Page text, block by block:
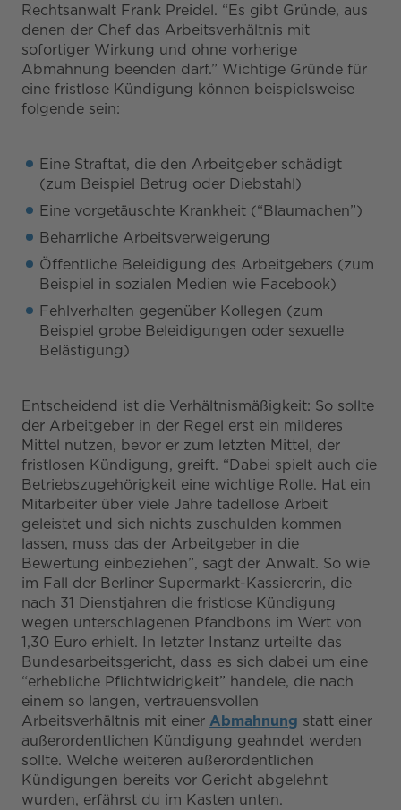
Rechtsanwalt Frank Preidel. “Es gibt Gründe, aus
denen der Chef das Arbeitsverhältnis mit
sofortiger Wirkung und ohne vorherige
Abmahnung beenden darf.” Wichtige Gründe für
eine fristlose Kündigung können beispielsweise
folgende sein:
Eine Straftat, die den Arbeitgeber schädigt
(zum Beispiel Betrug oder Diebstahl)
Eine vorgetäuschte Krankheit (“Blaumachen”)
Beharrliche Arbeitsverweigerung
Öffentliche Beleidigung des Arbeitgebers (zum
Beispiel in sozialen Medien wie Facebook)
Fehlverhalten gegenüber Kollegen (zum
Beispiel grobe Beleidigungen oder sexuelle
Belästigung)
Entscheidend ist die Verhältnismäßigkeit: So sollte
der Arbeitgeber in der Regel erst ein milderes
Mittel nutzen, bevor er zum letzten Mittel, der
fristlosen Kündigung, greift. “Dabei spielt auch die
Betriebszugehörigkeit eine wichtige Rolle. Hat ein
Mitarbeiter über viele Jahre tadellose Arbeit
geleistet und sich nichts zuschulden kommen
lassen, muss das der Arbeitgeber in die
Bewertung einbeziehen”, sagt der Anwalt. So wie
im Fall der Berliner Supermarkt-Kassiererin, die
nach 31 Dienstjahren die fristlose Kündigung
wegen unterschlagenen Pfandbons im Wert von
1,30 Euro erhielt. In letzter Instanz urteilte das
Bundesarbeitsgericht, dass es sich dabei um eine
“erhebliche Pflichtwidrigkeit” handele, die nach
einem so langen, vertrauensvollen
Arbeitsverhältnis mit einer Abmahnung statt einer
außerordentlichen Kündigung geahndet werden
sollte. Welche weiteren außerordentlichen
Kündigungen bereits vor Gericht abgelehnt
wurden, erfährst du im Kasten unten.